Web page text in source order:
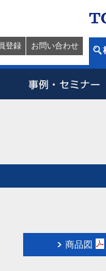
登録 お問い合わせ
商品図